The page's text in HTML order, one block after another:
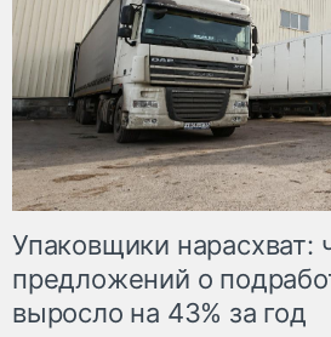
Упаковщики нарасхват:
предложений о
выросло на 43% за год